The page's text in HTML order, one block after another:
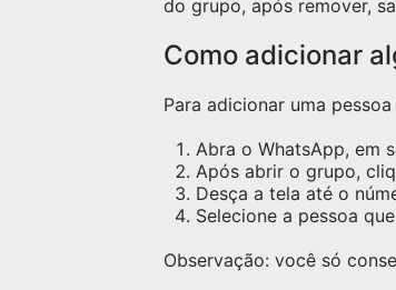
do grupo, após remover,
Como adicionar
Para adicionar uma
Abra o WhatsApp, em
Após abrir o grupo,
Desça a tela até o
Selecione a pessoa
Observação: você só